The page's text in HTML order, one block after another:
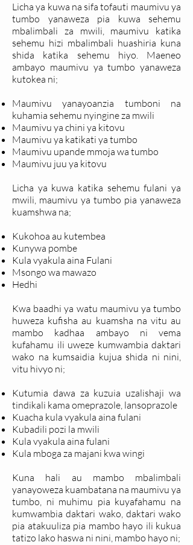
Licha ya kuwa na sifa tofauti maumivu ya
tumbo yanaweza pia kuwa sehemu
mbalimbali za mwili, maumivu katika
sehemu hizi mbalimbali huashiria kuna
shida katika sehemu hiyo. Maeneo
ambayo maumivu ya tumbo yanaweza
kutokea ni;
Maumivu yanayoanzia tumboni na
kuhamia sehemu nyingine za mwili
Maumivu ya chini ya kitovu
Maumivu ya katikati ya tumbo
Maumivu upande mmoja wa tumbo
Maumivu juu ya kitovu
Licha ya kuwa katika sehemu fulani ya
mwili, maumivu ya tumbo pia yanaweza
kuamshwa na;
Kukohoa au kutembea
Kunywa pombe
Kula vyakula aina Fulani
Msongo wa mawazo
Hedhi
Kwa baadhi ya watu maumivu ya tumbo
huweza kufisha au kuamsha na vitu au
mambo kadhaa ambayo ni vema
kufahamu ili uweze kumwambia daktari
wako na kumsaidia kujua shida ni nini,
vitu hivyo ni;
Kutumia dawa za kuzuia uzalishaji wa
tindikali kama omeprazole, lansoprazole
Kuacha kula vyakula aina fulani
Kubadili pozi la mwili
Kula vyakula aina fulani
Kula mboga za majani kwa wingi
Kuna hali au mambo mbalimbali
yanayoweza kuambatana na maumivu ya
tumbo, ni muhimu pia kuyafahamu na
kumwambia daktari wako, daktari wako
pia atakuuliza pia mambo hayo ili kukua
tatizo lako haswa ni nini, mambo hayo ni;